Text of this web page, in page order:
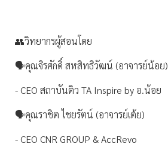
👥วิทยากรผู้สอนโดย
🗣คุณจิรศักดิ์ สหสิทธิวัฒน์ (อาจารย์น้อย)
- CEO สถาบันติว TA Inspire by อ.น้อย
🗣คุณราชิต ไชยรัตน์ (อาจารย์เต้ย)
- CEO CNR GROUP & AccRevo